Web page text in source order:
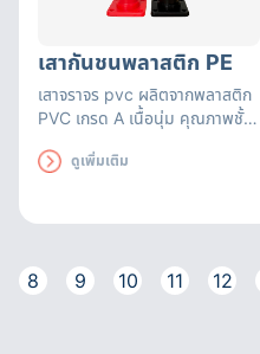
เสากันชนพลาสติก PE
เสาจราจร pvc ผลิตจากพลาสติก
PVC เกรด A เนื้อนุ่ม คุณภาพชั้น
ป้องกันรังสี UV สีส้มสด
ดูเพิ่มเติม
8 9 10 11 12